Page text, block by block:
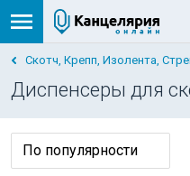
Скотч, Крепп, Изолента,
Диспенсеры для